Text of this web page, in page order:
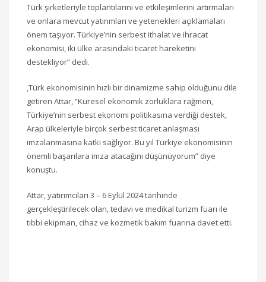
Türk şirketleriyle toplantılarını ve etkileşimlerini artırmaları
ve onlara mevcut yatırımları ve yetenekleri açıklamaları
önem taşıyor. Türkiye’nin serbest ithalat ve ihracat
ekonomisi, iki ülke arasındaki ticaret hareketini
destekliyor” dedi.
,Türk ekonomisinin hızlı bir dinamizme sahip olduğunu dile
getiren Attar, “Küresel ekonomik zorluklara rağmen,
Türkiye’nin serbest ekonomi politikasına verdiği destek,
Arap ülkeleriyle birçok serbest ticaret anlaşması
imzalanmasına katkı sağlıyor. Bu yıl Türkiye ekonomisinin
önemli başarılara imza atacağını düşünüyorum” diye
konuştu.
Attar, yatırımcıları 3 – 6 Eylül 2024 tarihinde
gerçekleştirilecek olan, tedavi ve medikal turizm fuarı ile
tıbbi ekipman, cihaz ve kozmetik bakım fuarına davet etti.